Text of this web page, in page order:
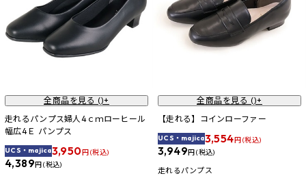
全商品を見る ()+
走れるパンプス婦人4ｃｍローヒール
幅広4Ｅ パンプス
UCS・majica3,950円 (税込)
4,389円 (税込)
全商品を見る ()+
【走れる】コインローファー
UCS・majica3,554円 (税込)
3,949円 (税込)
走れるパンプス